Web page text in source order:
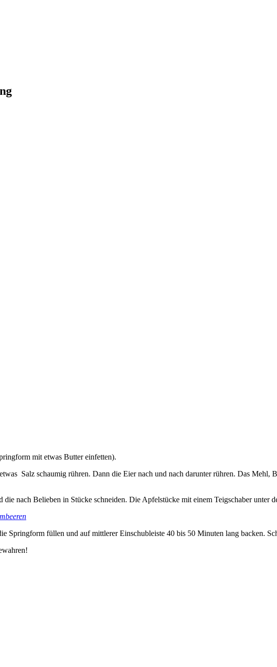
mit etwas Butter einfetten).
Salz schaumig rühren. Dann die Eier nach und nach darunter rühren. Das
nach Belieben in Stücke schneiden. Die Apfelstücke mit einem Teigschaber unter
Springform füllen und auf mittlerer Einschubleiste 40 bis 50 Minuten lang backen.